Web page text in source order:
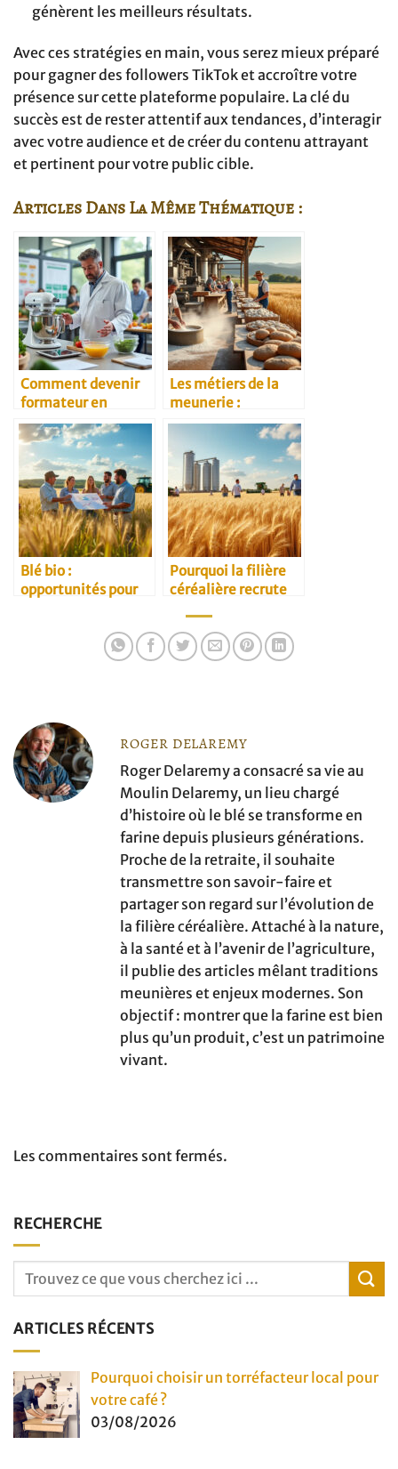
génèrent les meilleurs résultats.
Avec ces stratégies en main, vous serez mieux préparé
pour gagner des followers TikTok et accroître votre
présence sur cette plateforme populaire. La clé du
succès est de rester attentif aux tendances, d’interagir
avec votre audience et de créer du contenu attrayant
et pertinent pour votre public cible.
Articles Dans La Même Thématique :
Comment devenir
formateur en
agroalimentaire
Les métiers de la
meunerie :
panorama complet
Blé bio :
opportunités pour
Pourquoi la filière
céréalière recrute
ROGER DELAREMY
Roger Delaremy a consacré sa vie au
Moulin Delaremy, un lieu chargé
d’histoire où le blé se transforme en
farine depuis plusieurs générations.
Proche de la retraite, il souhaite
transmettre son savoir-faire et
partager son regard sur l’évolution de
la filière céréalière. Attaché à la nature,
à la santé et à l’avenir de l’agriculture,
il publie des articles mêlant traditions
meunières et enjeux modernes. Son
objectif : montrer que la farine est bien
plus qu’un produit, c’est un patrimoine
vivant.
Les commentaires sont fermés.
RECHERCHE
ARTICLES RÉCENTS
Pourquoi choisir un torréfacteur local pour
votre café ?
03/08/2026